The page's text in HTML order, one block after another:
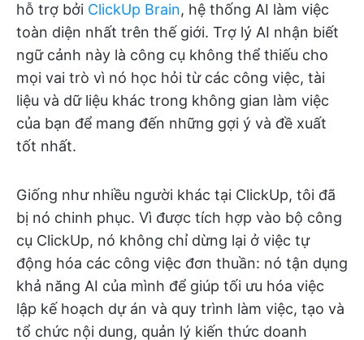
hỗ trợ bởi ClickUp Brain, hệ thống AI làm việc
toàn diện nhất trên thế giới. Trợ lý AI nhận biết
ngữ cảnh này là công cụ không thể thiếu cho
mọi vai trò vì nó học hỏi từ các công việc, tài
liệu và dữ liệu khác trong không gian làm việc
của bạn để mang đến những gợi ý và đề xuất
tốt nhất.
Giống như nhiều người khác tại ClickUp, tôi đã
bị nó chinh phục. Vì được tích hợp vào bộ công
cụ ClickUp, nó không chỉ dừng lại ở việc tự
động hóa các công việc đơn thuần: nó tận dụng
khả năng AI của mình để giúp tối ưu hóa việc
lập kế hoạch dự án và quy trình làm việc, tạo và
tổ chức nội dung, quản lý kiến thức doanh